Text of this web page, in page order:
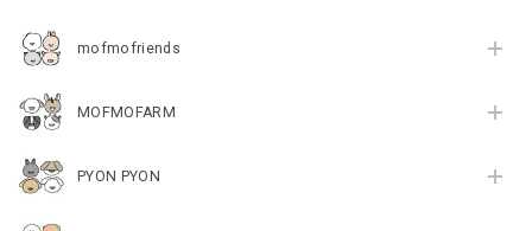
mofmofriends
MOFMOFARM
PYON PYON